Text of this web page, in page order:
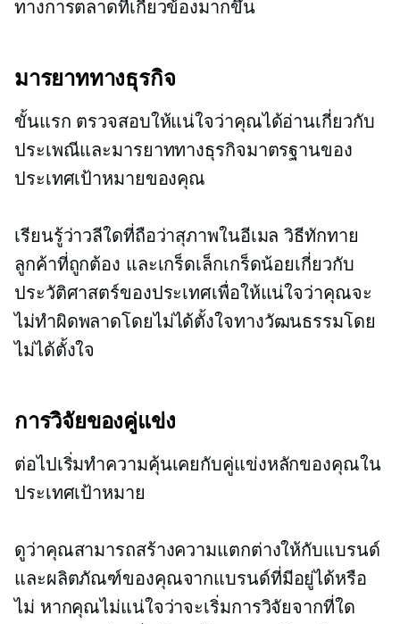
ทางการตลาดที่เกี่ยวข้องมากขึ้น
มารยาททางธุรกิจ
ขั้นแรก ตรวจสอบให้แน่ใจว่าคุณได้อ่านเกี่ยวกับ
ประเพณีและมารยาททางธุรกิจมาตรฐานของ
ประเทศเป้าหมายของคุณ
เรียนรู้ว่าวลีใดที่ถือว่าสุภาพในอีเมล วิธีทักทาย
ลูกค้าที่ถูกต้อง และเกร็ดเล็กเกร็ดน้อยเกี่ยวกับ
ประวัติศาสตร์ของประเทศเพื่อให้แน่ใจว่าคุณจะ
ไม่ทำผิดพลาดโดยไม่ได้ตั้งใจทางวัฒนธรรมโดย
ไม่ได้ตั้งใจ
การวิจัยของคู่แข่ง
ต่อไปเริ่มทำความคุ้นเคยกับคู่แข่งหลักของคุณใน
ประเทศเป้าหมาย
ดูว่าคุณสามารถสร้างความแตกต่างให้กับแบรนด์
และผลิตภัณฑ์ของคุณจากแบรนด์ที่มีอยู่ได้หรือ
ไม่ หากคุณไม่แน่ใจว่าจะเริ่มการวิจัยจากที่ใด